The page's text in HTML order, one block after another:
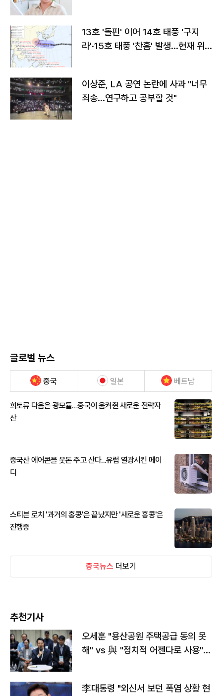
13호 '돌핀' 이어 14호 태풍 '구지
라'·15호 태풍 '찬홈' 발생…현재 위
이상준, LA 공연 논란에 사과 "너무
죄송…연구하고 공부할 것"
글로벌 뉴스
중국 일본 베트남
희토류 다음은 광모듈…중국이 움켜쥔 새로운 전략자
산
중국산 에어콘을 웃돈 주고 산다...유럽 열광시킨 메이
디
스티븐 로치 '과거의 홍콩'은 끝났지만 '새로운 홍콩'은
진행중
중국뉴스 더보기
추천기사
오세훈 "용산공원 주택공급 동의 못
해" vs 與 "정치적 어젠다로 사용"
李대통령 "외신서 보던 폭염 상황 현